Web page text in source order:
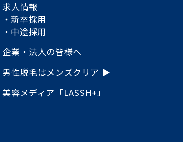
求人情報
新卒採用
中途採用
企業・法人の皆様へ
男性脱毛はメンズクリア ▶
美容メディア「LASSH+」